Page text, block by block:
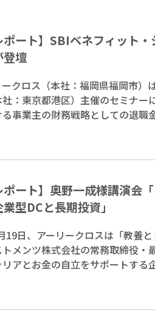
ート】SBIベネフィット
登壇
クロス（本社：福岡県福岡市）
：東京都港区）主催のセミナー
事業主の財務戦略としての退職
ート】奥野一成様講演会
型DCと長期投資」
19日、アーリークロスは「教養
メンツ株式会社の常務取締役・
アとお金の自立をサポートする